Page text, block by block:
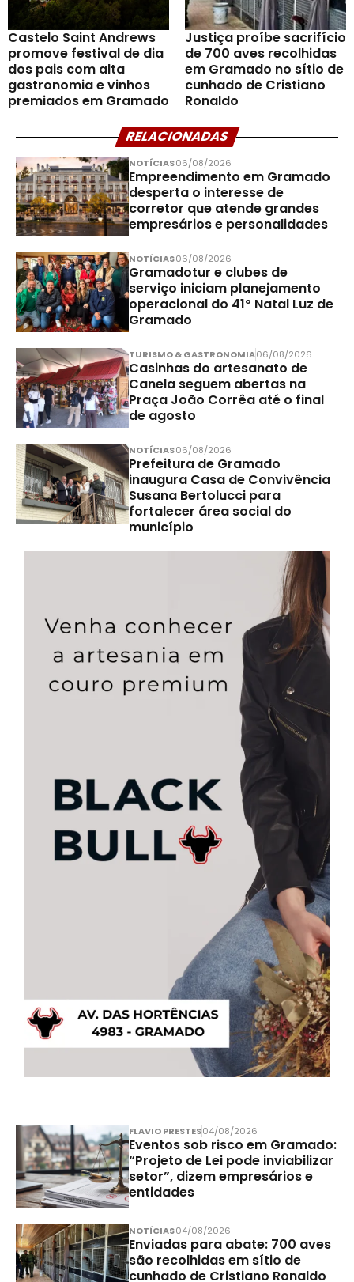
Castelo Saint Andrews
promove festival de dia
dos pais com alta
gastronomia e vinhos
premiados em Gramado
Justiça proíbe sacrifício
de 700 aves recolhidas
em Gramado no sítio de
cunhado de Cristiano
Ronaldo
RELACIONADAS
NOTÍCIAS06/08/2026
Empreendimento em Gramado
desperta o interesse de
corretor que atende grandes
empresários e personalidades
NOTÍCIAS06/08/2026
Gramadotur e clubes de
serviço iniciam planejamento
operacional do 41º Natal Luz de
Gramado
TURISMO & GASTRONOMIA06/08/2026
Casinhas do artesanato de
Canela seguem abertas na
Praça João Corrêa até o final
de agosto
NOTÍCIAS06/08/2026
Prefeitura de Gramado
inaugura Casa de Convivência
Susana Bertolucci para
fortalecer área social do
município
FLAVIO PRESTES04/08/2026
Eventos sob risco em Gramado:
“Projeto de Lei pode inviabilizar
setor”, dizem empresários e
entidades
NOTÍCIAS04/08/2026
Enviadas para abate: 700 aves
são recolhidas em sítio de
cunhado de Cristiano Ronaldo